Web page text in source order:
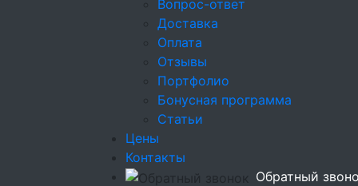
Вопрос-ответ
Доставка
Оплата
Отзывы
Портфолио
Бонусная программа
Статьи
Цены
Контакты
Обратный
Конфеты Полусфера
104₽Порция: 15г